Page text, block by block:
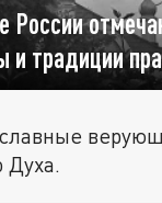
России
и традиции
Духа.